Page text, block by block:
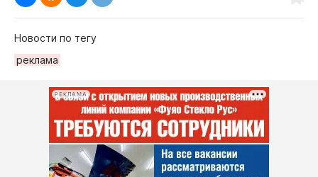
Новости по тегу
реклама
РЕКЛАМА